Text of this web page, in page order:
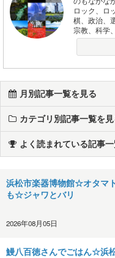
ロック、ロ
棋、政治、
宗教、科学
月別記事一覧を見る
カテゴリ別記事一覧を
よく読まれている記事
浜松市楽器博物館☆オタマ
も☆ジャワとバリ
2026年08月05日
鰻八百徳さんでごはん☆浜